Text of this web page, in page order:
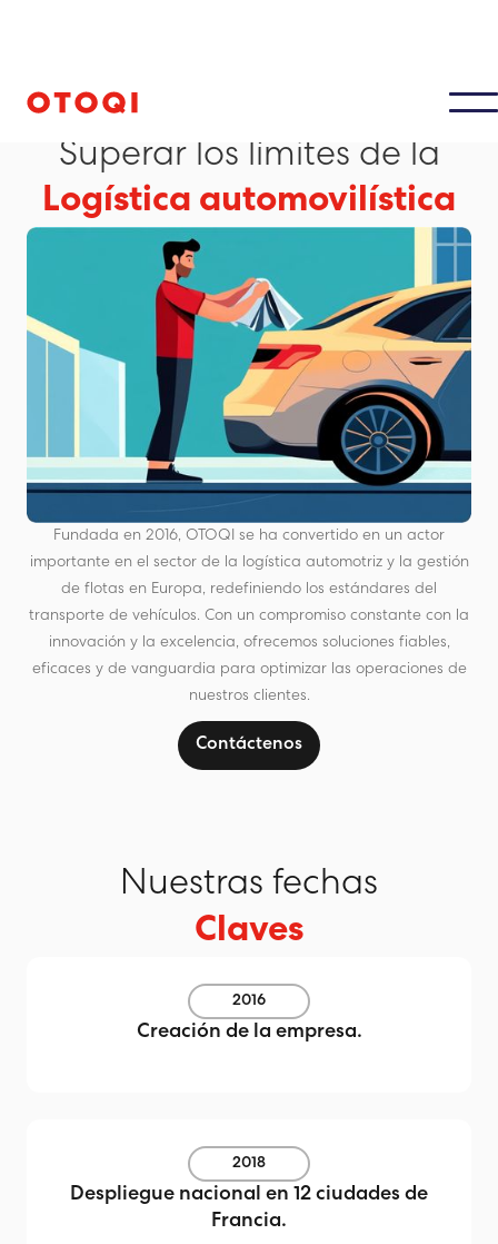
Superar los límites de la
Logística automovilística
Fundada en 2016, OTOQI se ha convertido en un actor
importante en el sector de la logística automotriz y la gestión
de flotas en Europa, redefiniendo los estándares del
transporte de vehículos. Con un compromiso constante con la
innovación y la excelencia, ofrecemos soluciones fiables,
eficaces y de vanguardia para optimizar las operaciones de
nuestros clientes.
Contáctenos
Nuestras fechas
Claves
2016
Creación de la empresa.
2018
Despliegue nacional en 12 ciudades de
Francia.